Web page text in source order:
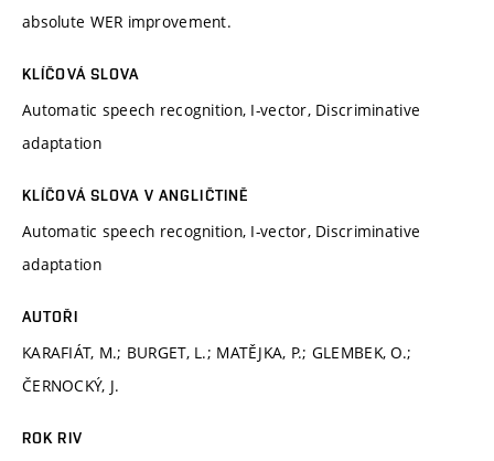
absolute WER improvement.
KLÍČOVÁ SLOVA
Automatic speech recognition, I-vector, Discriminative
adaptation
KLÍČOVÁ SLOVA V ANGLIČTINĚ
Automatic speech recognition, I-vector, Discriminative
adaptation
AUTOŘI
KARAFIÁT, M.; BURGET, L.; MATĚJKA, P.; GLEMBEK, O.;
ČERNOCKÝ, J.
ROK RIV